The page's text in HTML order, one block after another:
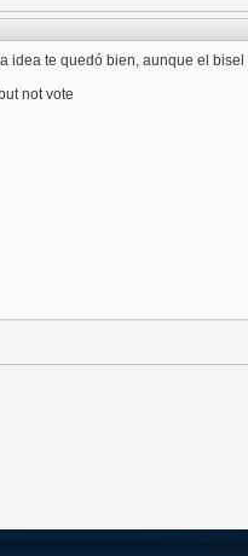
idea te quedó bien, aunque el
not vote